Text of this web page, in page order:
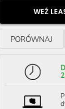
WEŹ
PORÓWNAJ